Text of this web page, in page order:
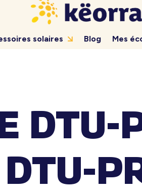
solaires Blog Mes
DTU-